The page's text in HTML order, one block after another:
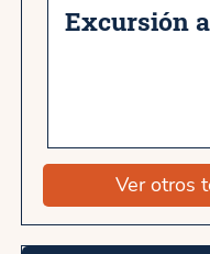
Excursión
Ver otros